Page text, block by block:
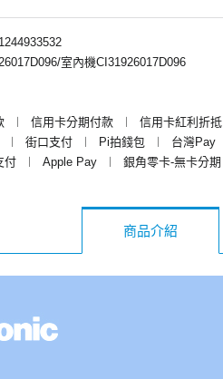
室內機CI31926017D096
︱ 信用卡分期付款 ︱ 信用卡紅利折抵
︱ 街口支付 ︱ Pi拍錢包 ︱ 台灣Pay
付 ︱ Apple Pay ︱ 銀角零卡-無卡分期
商品介紹